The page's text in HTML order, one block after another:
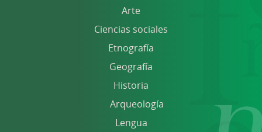
Arte
Ciencias sociales
Etnografía
Geografía
Historia
Arqueología
Lengua